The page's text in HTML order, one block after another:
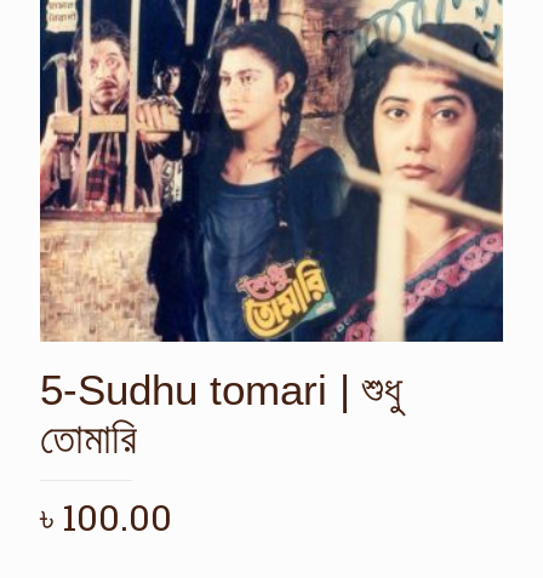
5-Sudhu tomari | শুধু
তোমারি
৳ 100.00